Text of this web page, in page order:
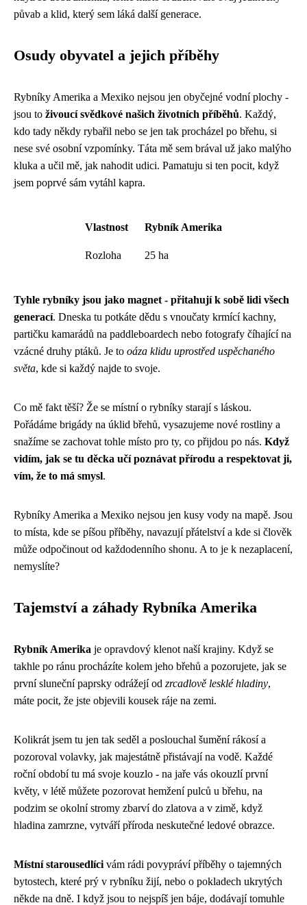
půvab a klid, který sem láká další generace.
Osudy obyvatel a jejich příběhy
Rybníky Amerika a Mexiko nejsou jen obyčejné vodní plochy -
jsou to živoucí svědkové našich životních příběhů. Každý,
kdo tady někdy rybařil nebo se jen tak procházel po břehu, si
nese své osobní vzpomínky. Táta mě sem brával už jako malýho
kluka a učil mě, jak nahodit udici. Pamatuju si ten pocit, když
jsem poprvé sám vytáhl kapra.
Vlastnost Rybník Amerika
Rozloha 25 ha
Tyhle rybníky jsou jako magnet - přitahují k sobě lidi všech
generací. Dneska tu potkáte dědu s vnoučaty krmící kachny,
partičku kamarádů na paddleboardech nebo fotografy číhající na
vzácné druhy ptáků. Je to oáza klidu uprostřed uspěchaného
světa, kde si každý najde to svoje.
Co mě fakt těší? Že se místní o rybníky starají s láskou.
Pořádáme brigády na úklid břehů, vysazujeme nové rostliny a
snažíme se zachovat tohle místo pro ty, co přijdou po nás. Když
vidím, jak se tu děcka učí poznávat přírodu a respektovat ji,
vím, že to má smysl.
Rybníky Amerika a Mexiko nejsou jen kusy vody na mapě. Jsou
to místa, kde se píšou příběhy, navazují přátelství a kde si člověk
může odpočinout od každodenního shonu. A to je k nezaplacení,
nemyslíte?
Tajemství a záhady Rybníka Amerika
Rybník Amerika je opravdový klenot naší krajiny. Když se
takhle po ránu procházíte kolem jeho břehů a pozorujete, jak se
první sluneční paprsky odrážejí od zrcadlově lesklé hladiny,
máte pocit, že jste objevili kousek ráje na zemi.
Kolikrát jsem tu jen tak seděl a poslouchal šumění rákosí a
pozoroval volavky, jak majestátně přistávají na vodě. Každé
roční období tu má svoje kouzlo - na jaře vás okouzlí první
květy, v létě můžete pozorovat hemžení pulců u břehu, na
podzim se okolní stromy zbarví do zlatova a v zimě, když
hladina zamrzne, vytváří příroda neskutečné ledové obrazce.
Místní starousedlíci vám rádi povypráví příběhy o tajemných
bytostech, které prý v rybníku žijí, nebo o pokladech ukrytých
někde na dně. I když jsou to nejspíš jen báje, dodávají tomuhle